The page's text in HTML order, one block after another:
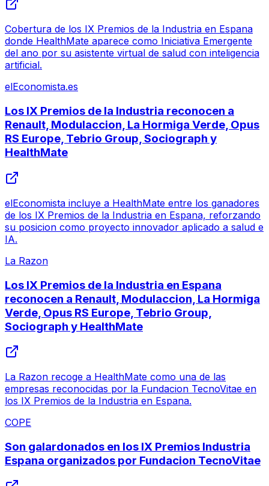
Cobertura de los IX Premios de la Industria en Espana
donde HealthMate aparece como Iniciativa Emergente
del ano por su asistente virtual de salud con inteligencia
artificial.
elEconomista.es
Los IX Premios de la Industria reconocen a
Renault, Modulaccion, La Hormiga Verde, Opus
RS Europe, Tebrio Group, Sociograph y
HealthMate
elEconomista incluye a HealthMate entre los ganadores
de los IX Premios de la Industria en Espana, reforzando
su posicion como proyecto innovador aplicado a salud e
IA.
La Razon
Los IX Premios de la Industria en Espana
reconocen a Renault, Modulaccion, La Hormiga
Verde, Opus RS Europe, Tebrio Group,
Sociograph y HealthMate
La Razon recoge a HealthMate como una de las
empresas reconocidas por la Fundacion TecnoVitae en
los IX Premios de la Industria en Espana.
COPE
Son galardonados en los IX Premios Industria
Espana organizados por Fundacion TecnoVitae